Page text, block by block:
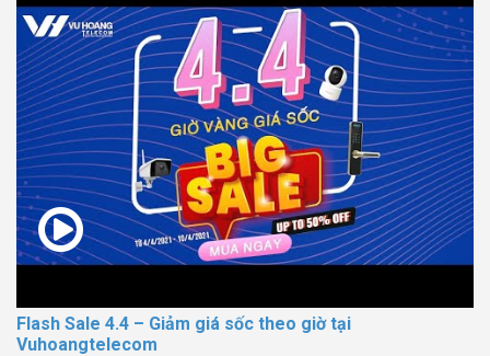
Flash Sale 4.4 – Giảm giá sốc theo giờ tại
Vuhoangtelecom